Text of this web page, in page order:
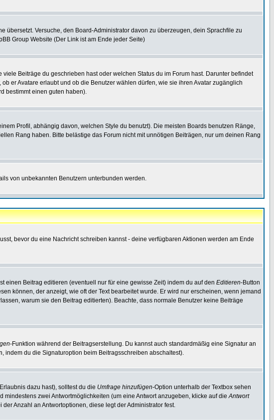
übersetzt. Versuche, den Board-Administrator davon zu überzeugen, dein Sprachfile zu
Group Website (Der Link ist am Ende jeder Seite)
Beiträge du geschrieben hast oder welchen Status du im Forum hast. Darunter befindet
er Avatare erlaubt und ob die Benutzer wählen dürfen, wie sie ihren Avatar zugänglich
bestimmt einen guten haben).
Profil, abhängig davon, welchen Style du benutzt). Die meisten Boards benutzen Ränge,
Rang haben. Bitte belästige das Forum nicht mit unnötigen Beiträgen, nur um deinen Rang
von unbekannten Benutzern unterbunden werden.
bevor du eine Nachricht schreiben kannst - deine verfügbaren Aktionen werden am Ende
einen Beitrag editieren (eventuell nur für eine gewisse Zeit) indem du auf den Editieren-Button
können, der anzeigt, wie oft der Text bearbeitet wurde. Er wird nur erscheinen, wenn jemand
warum sie den Beitrag editierten). Beachte, dass normale Benutzer keine Beiträge
-Funktion während der Beitragserstellung. Du kannst auch standardmäßig eine Signatur an
indem du die Signaturoption beim Beitragsschreiben abschaltest).
dazu hast), solltest du die Umfrage hinzufügen-Option unterhalb der Textbox sehen
zwei Antwortmöglichkeiten (um eine Antwort anzugeben, klicke auf dieAntwort
Anzahl an Antwortoptionen, diese legt der Administrator fest.